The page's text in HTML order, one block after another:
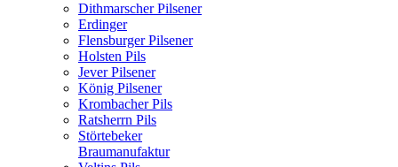
Dithmarscher Pilsener
Erdinger
Flensburger Pilsener
Holsten Pils
Jever Pilsener
König Pilsener
Krombacher Pils
Ratsherrn Pils
Störtebeker
Braumanufaktur